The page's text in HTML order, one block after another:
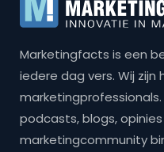
Marketingfacts is een
iedere dag vers. Wij
podcasts, blogs,
marketingcommunity